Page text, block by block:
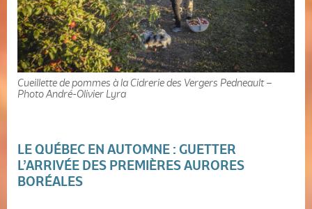
Cueillette de pommes à la Cidrerie des Vergers Pedneault –
Photo André-Olivier Lyra
LE QUÉBEC EN AUTOMNE : GUETTER
L’ARRIVÉE DES PREMIÈRES AURORES
BORÉALES